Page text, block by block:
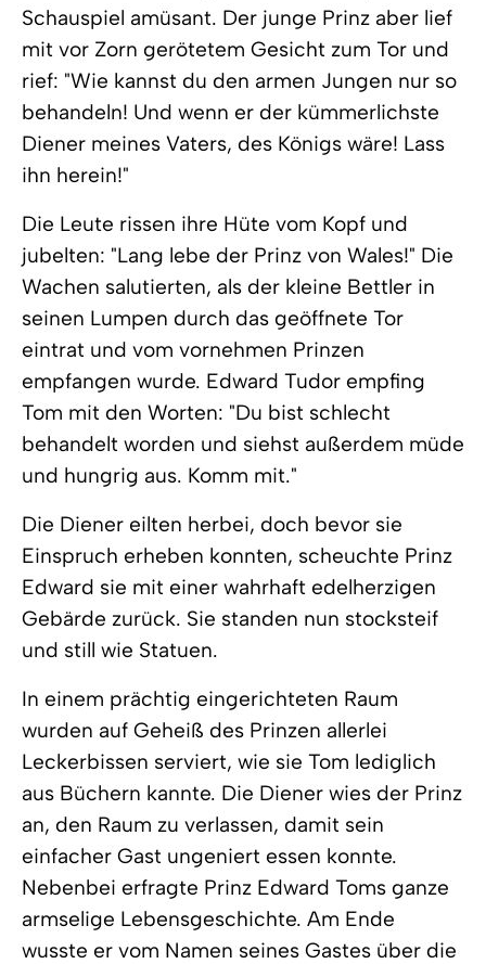
Schauspiel amüsant. Der junge Prinz aber lief
mit vor Zorn gerötetem Gesicht zum Tor und
rief: "Wie kannst du den armen Jungen nur so
behandeln! Und wenn er der kümmerlichste
Diener meines Vaters, des Königs wäre! Lass
ihn herein!"
Die Leute rissen ihre Hüte vom Kopf und
jubelten: "Lang lebe der Prinz von Wales!" Die
Wachen salutierten, als der kleine Bettler in
seinen Lumpen durch das geöffnete Tor
eintrat und vom vornehmen Prinzen
empfangen wurde. Edward Tudor empfing
Tom mit den Worten: "Du bist schlecht
behandelt worden und siehst außerdem müde
und hungrig aus. Komm mit."
Die Diener eilten herbei, doch bevor sie
Einspruch erheben konnten, scheuchte Prinz
Edward sie mit einer wahrhaft edelherzigen
Gebärde zurück. Sie standen nun stocksteif
und still wie Statuen.
In einem prächtig eingerichteten Raum
wurden auf Geheiß des Prinzen allerlei
Leckerbissen serviert, wie sie Tom lediglich
aus Büchern kannte. Die Diener wies der Prinz
an, den Raum zu verlassen, damit sein
einfacher Gast ungeniert essen konnte.
Nebenbei erfragte Prinz Edward Toms ganze
armselige Lebensgeschichte. Am Ende
wusste er vom Namen seines Gastes über die